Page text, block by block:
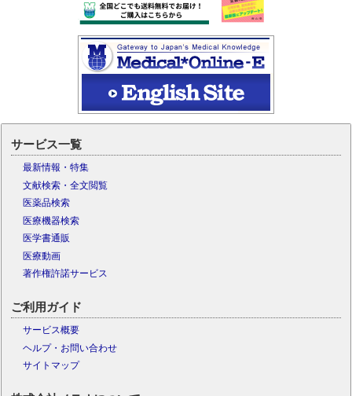
サービス一覧
最新情報・特集
文献検索・全文閲覧
医薬品検索
医療機器検索
医学書通販
医療動画
著作権許諾サービス
ご利用ガイド
サービス概要
ヘルプ・お問い合わせ
サイトマップ